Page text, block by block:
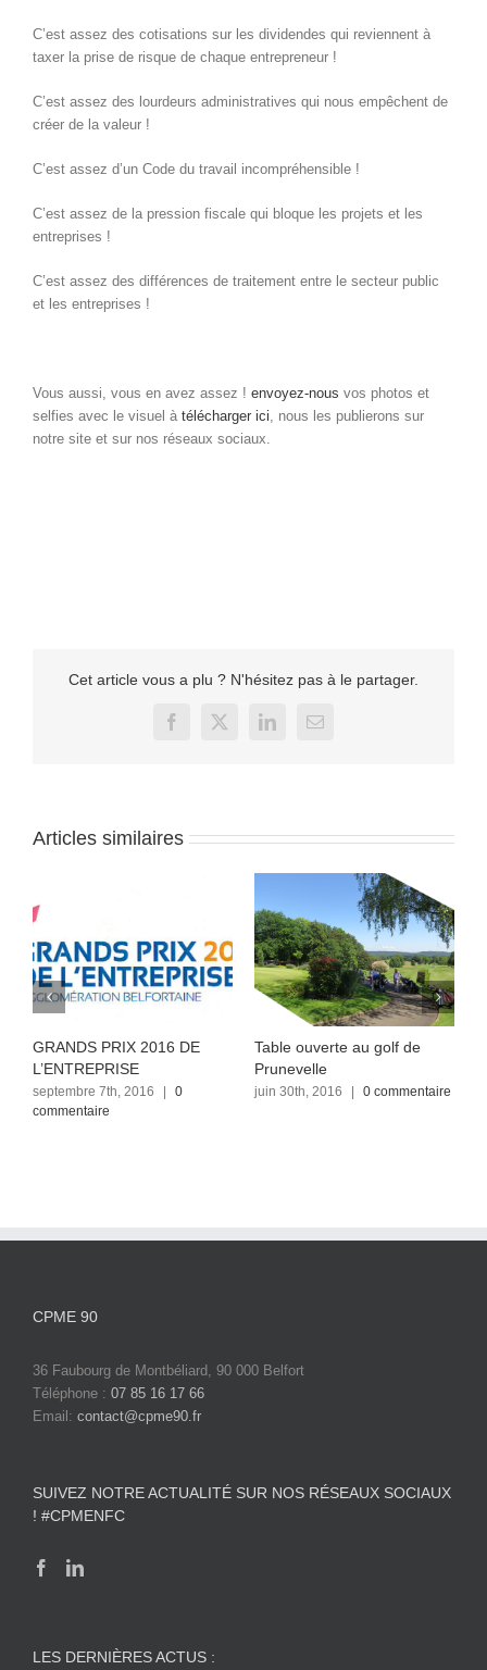
C’est assez des cotisations sur les dividendes qui reviennent à
taxer la prise de risque de chaque entrepreneur !
C’est assez des lourdeurs administratives qui nous empêchent de
créer de la valeur !
C’est assez d’un Code du travail incompréhensible !
C’est assez de la pression fiscale qui bloque les projets et les
entreprises !
C’est assez des différences de traitement entre le secteur public
et les entreprises !
Vous aussi, vous en avez assez ! envoyez-nous vos photos et
selfies avec le visuel à télécharger ici, nous les publierons sur
notre site et sur nos réseaux sociaux.
Cet article vous a plu ? N'hésitez pas à le partager.
Facebook
X LinkedInEmail
Articles similaires
GRANDS PRIX 2016 DE
L’ENTREPRISE
septembre 7th, 2016
0
commentaire
Table ouverte au golf de
Prunevelle
juin 30th, 2016 0 commentaire
CPME 90
36 Faubourg de Montbéliard, 90 000 Belfort
Téléphone : 07 85 16 17 66
Email: contact@cpme90.fr
SUIVEZ NOTRE ACTUALITÉ SUR NOS RÉSEAUX SOCIAUX
! #CPMENFC
LES DERNIÈRES ACTUS :